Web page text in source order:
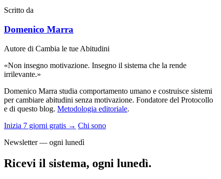
Scritto da
Domenico Marra
Autore di Cambia le tue Abitudini
«Non insegno motivazione. Insegno il sistema che la rende
irrilevante.»
Domenico Marra studia comportamento umano e costruisce sistemi
per cambiare abitudini senza motivazione. Fondatore del Protocollo
e di questo blog. Metodologia editoriale.
Inizia 7 giorni gratis → Chi sono
Newsletter — ogni lunedì
Ricevi il sistema, ogni lunedì.